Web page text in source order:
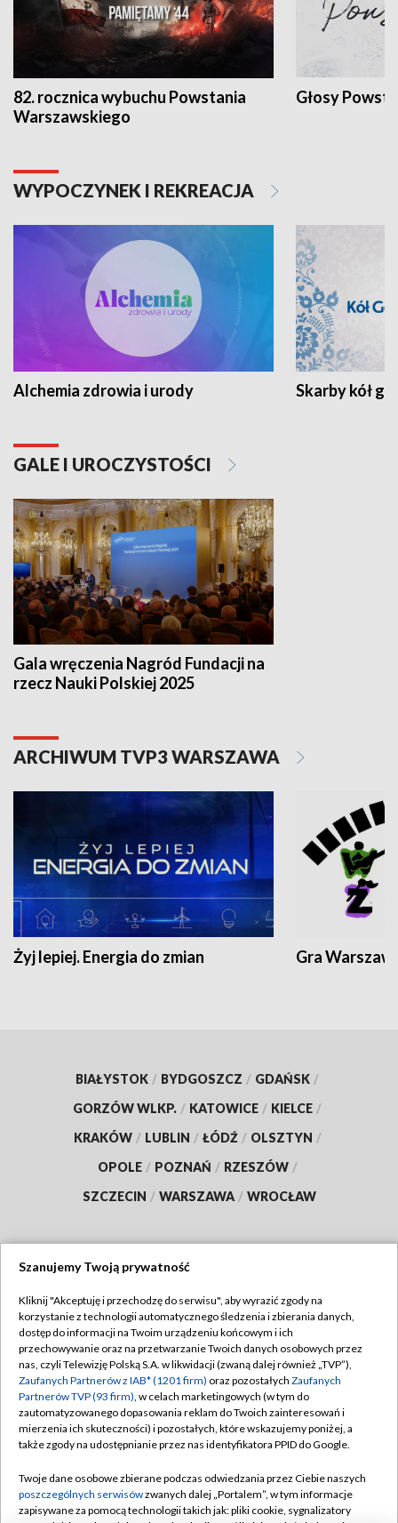
82. rocznica wybuchu Powstania
Warszawskiego
Głosy
WYPOCZYNEK I REKREACJA
Alchemia zdrowia i urody Skarby kół
GALE I UROCZYSTOŚCI
Gala wręczenia Nagród Fundacji na
rzecz Nauki Polskiej 2025
ARCHIWUM TVP3 WARSZAWA
Żyj lepiej. Energia do zmian Gra
BIAŁYSTOK / BYDGOSZCZ / GDAŃSK /
GORZÓW WLKP. / KATOWICE / KIELCE /
KRAKÓW / LUBLIN / ŁÓDŹ / OLSZTYN /
OPOLE / POZNAŃ / RZESZÓW /
SZCZECIN / WARSZAWA / WROCŁAW
TVP
Abonament TVP
Emisja w TVP
Centrum informacji TVP
Naziemna Telewizja Cyfrowa
Rada Programowa
Regulamin TVP
Polityka prywatności
Moje zgody
Pomoc
Kontakt
Szanujemy Twoją prywatność
Kliknij "Akceptuję i przechodzę do serwisu", aby wyrazić zgody na
korzystanie z technologii automatycznego śledzenia i zbierania danych,
dostęp do informacji na Twoim urządzeniu końcowym i ich
przechowywanie oraz na przetwarzanie Twoich danych osobowych przez
nas, czyli Telewizję Polską S.A. w likwidacji (zwaną dalej również „TVP”),
Zaufanych Partnerów z IAB* (1201 firm) oraz pozostałych Zaufanych
Partnerów TVP (93 firm), w celach marketingowych (w tym do
zautomatyzowanego dopasowania reklam do Twoich zainteresowań i
mierzenia ich skuteczności) i pozostałych, które wskazujemy poniżej, a
także zgody na udostępnianie przez nas identyfikatora PPID do Google.
Twoje dane osobowe zbierane podczas odwiedzania przez Ciebie naszych
poszczególnych serwisówzwanych dalej „Portalem”, w tym informacje
zapisywane za pomocą technologii takich jak: pliki cookie, sygnalizatory